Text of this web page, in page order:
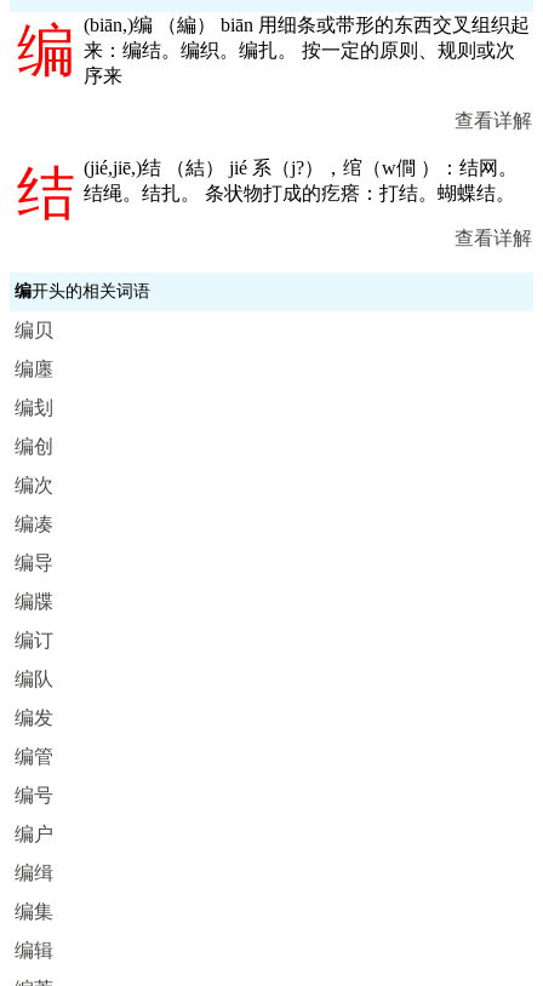
编 (biān,)编 （編） biān 用细条或带形的东西交叉组织起
来：编结。编织。编扎。 按一定的原则、规则或次
序来
查看详解
结 (jié,jiē,)结 （結） jié 系（j?），绾（w僴 ）：结网。
结绳。结扎。 条状物打成的疙瘩：打结。蝴蝶结。
查看详解
编开头的相关词语
编贝
编廛
编刬
编创
编次
编凑
编导
编牒
编订
编队
编发
编管
编号
编户
编缉
编集
编辑